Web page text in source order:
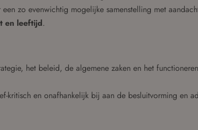
een zo evenwichtig mogelijke samenstelling met
en leeftijd.
het beleid, de algemene zaken en het
kritisch en onafhankelijk bij aan de besluitvorming en